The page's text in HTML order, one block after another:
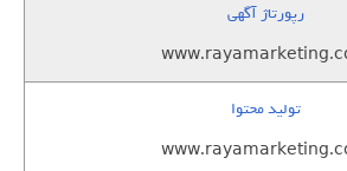
رپورتاژ آگهی
تولید محتوا